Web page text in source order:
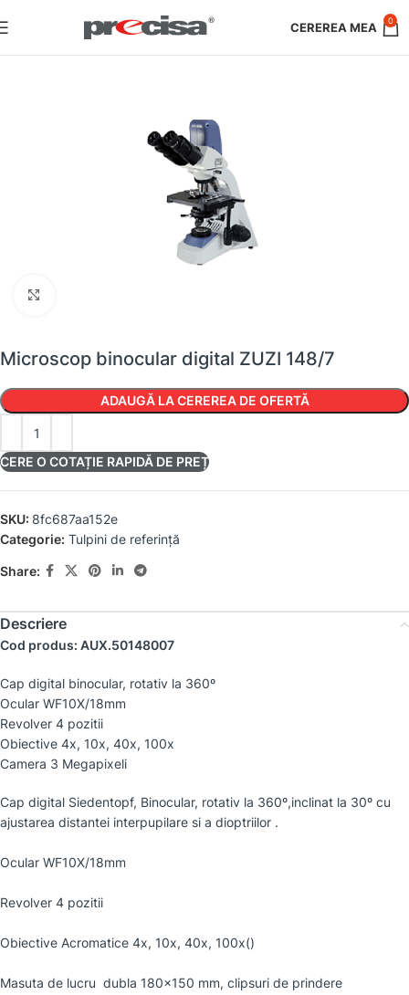
0
Microscop binocular digital ZUZI 148/7
ADAUGĂ LA CEREREA DE OFERTĂ
CERE O COTAȚIE RAPIDĂ DE PREȚ
SKU: 8fc687aa152e
Categorie: Tulpini de referință
Share:
Descriere
Cod produs: AUX.50148007
Cap digital binocular, rotativ la 360º
Ocular WF10X/18mm
Revolver 4 pozitii
Obiective 4x, 10x, 40x, 100x
Camera 3 Megapixeli
Cap digital Siedentopf, Binocular, rotativ la 360º,inclinat la 30º cu
ajustarea distantei interpupilare si a dioptriilor .
Ocular WF10X/18mm
Revolver 4 pozitii
Obiective Acromatice 4x, 10x, 40x, 100x()
Masuta de lucru dubla 180×150 mm, clipsuri de prindere